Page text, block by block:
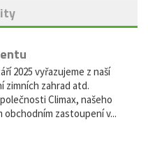
2025 vyřazujeme z naší
zimních zahrad atd.
Climax, našeho
zastoupení v...